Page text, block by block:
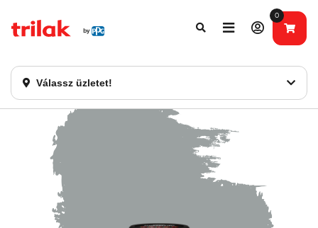
Válassz üzletet!
0
Fontos tájékoztatás!